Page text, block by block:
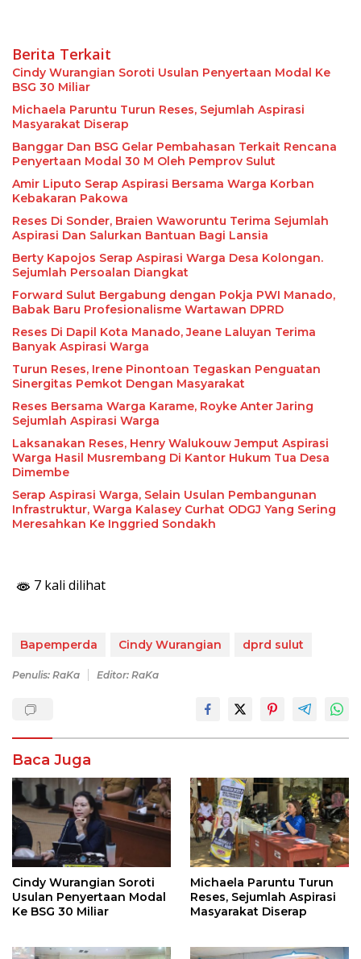
Berita Terkait
Cindy Wurangian Soroti Usulan Penyertaan Modal Ke
BSG 30 Miliar
Michaela Paruntu Turun Reses, Sejumlah Aspirasi
Masyarakat Diserap
Banggar Dan BSG Gelar Pembahasan Terkait Rencana
Penyertaan Modal 30 M Oleh Pemprov Sulut
Amir Liputo Serap Aspirasi Bersama Warga Korban
Kebakaran Pakowa
Reses Di Sonder, Braien Waworuntu Terima Sejumlah
Aspirasi Dan Salurkan Bantuan Bagi Lansia
Berty Kapojos Serap Aspirasi Warga Desa Kolongan.
Sejumlah Persoalan Diangkat
Forward Sulut Bergabung dengan Pokja PWI Manado,
Babak Baru Profesionalisme Wartawan DPRD
Reses Di Dapil Kota Manado, Jeane Laluyan Terima
Banyak Aspirasi Warga
Turun Reses, Irene Pinontoan Tegaskan Penguatan
Sinergitas Pemkot Dengan Masyarakat
Reses Bersama Warga Karame, Royke Anter Jaring
Sejumlah Aspirasi Warga
Laksanakan Reses, Henry Walukouw Jemput Aspirasi
Warga Hasil Musrembang Di Kantor Hukum Tua Desa
Dimembe
Serap Aspirasi Warga, Selain Usulan Pembangunan
Infrastruktur, Warga Kalasey Curhat ODGJ Yang Sering
Meresahkan Ke Inggried Sondakh
7 kali dilihat
Bapemperda Cindy Wurangian dprd sulut
Penulis: RaKa Editor: RaKa
Baca Juga
Cindy Wurangian Soroti
Usulan Penyertaan Modal
Ke BSG 30 Miliar
Michaela Paruntu Turun
Reses, Sejumlah Aspirasi
Masyarakat Diserap